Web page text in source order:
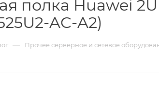
полка Huawei 2U
AC-A2)
— Прочее серверное и сетевое